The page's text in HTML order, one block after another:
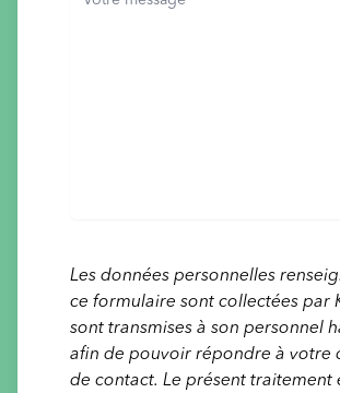
Les données personnelles
ce formulaire sont collectées par
sont transmises à son personnel
afin de pouvoir répondre à votre
de contact. Le présent traitement